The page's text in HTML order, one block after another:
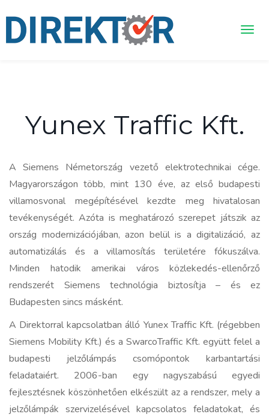
Yunex Traffic Kft.
A Siemens Németország vezető elektrotechnikai cége.
Magyarországon több, mint 130 éve, az első budapesti
villamosvonal megépítésével kezdte meg hivatalosan
tevékenységét. Azóta is meghatározó szerepet játszik az
ország modernizációjában, azon belül is a digitalizáció, az
automatizálás és a villamosítás területére fókuszálva.
Minden hatodik amerikai város közlekedés-ellenőrző
rendszerét Siemens technológia biztosítja – és ez
Budapesten sincs másként.
A Direktorral kapcsolatban álló Yunex Traffic Kft. (régebben
Siemens Mobility Kft.) és a SwarcoTraffic Kft. együtt felel a
budapesti jelzőlámpás csomópontok karbantartási
feladataiért. 2006-ban egy nagyszabású egyedi
fejlesztésnek köszönhetően elkészült az a rendszer, mely a
jelzőlámpák szervizelésével kapcsolatos feladatokat, és